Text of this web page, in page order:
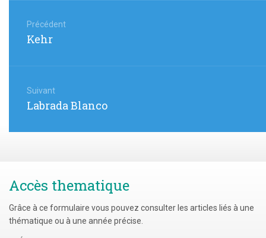
dePrécédent
Article
Kehr
Suivant
Article
Labrada Blanco
Accès thematique
Grâce à ce formulaire vous pouvez consulter les articles liés à une
thématique ou à une année précise.